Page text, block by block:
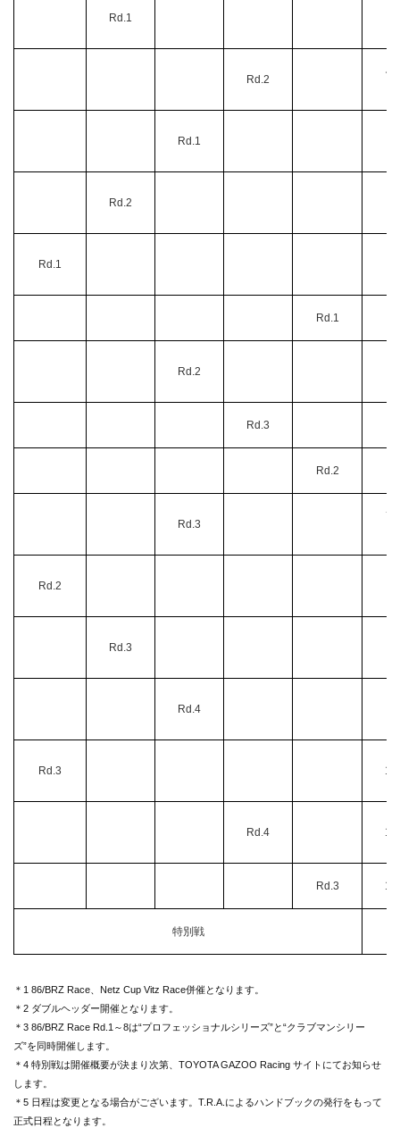
Rd.1
Rd.2
4
Rd.1
Rd.2
Rd.1
Rd.1
Rd.2
Rd.3
Rd.2
Rd.3
7
Rd.2
Rd.3
Rd.4
Rd.3 10
Rd.4 10
Rd.3 11
特別戦
＊1 86/BRZ Race、Netz Cup Vitz Race併催となります。
＊2 ダブルヘッダー開催となります。
＊3 86/BRZ Race Rd.1～8は“プロフェッショナルシリーズ”と“クラブマンシリー
ズ”を同時開催します。
＊4 特別戦は開催概要が決まり次第、TOYOTA GAZOO Racing サイトにてお知らせ
します。
＊5 日程は変更となる場合がございます。T.R.A.によるハンドブックの発行をもって
正式日程となります。